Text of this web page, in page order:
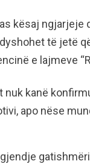
kësaj ngjarjeje
të jetë
e lajmeve
kanë
apo nëse